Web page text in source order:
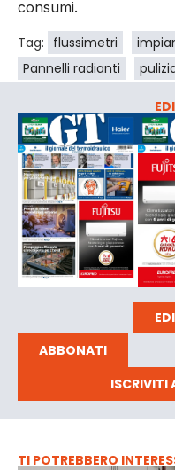
consu­mi.
Tag: flussimetri
Pannelli radianti
ABBONATI
ISCRIVITI
TI POTREBBERO